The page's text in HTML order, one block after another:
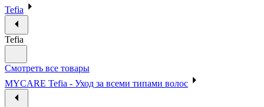
Tefia
Tefia
Смотреть все товары
MYCARE Tefia - Уход за всеми типами волос